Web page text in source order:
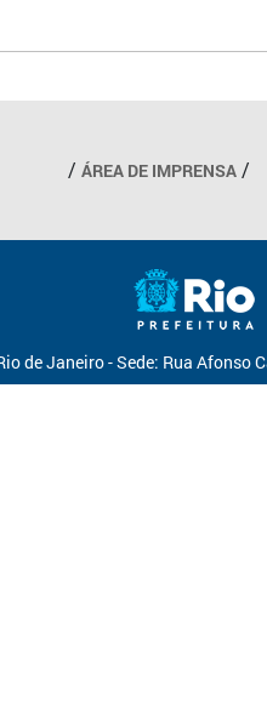
ÁREA DE IMPRENSA
de Janeiro - Sede: Rua Afonso